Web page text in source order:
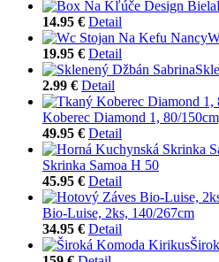
14.95 € Detail
19.95 € Detail
2.99 € Detail
Koberec Diamond 1, 80/
49.95 € Detail
Skrinka Samoa H 50
45.95 € Detail
Bio-Luise, 2ks, 140/267cm
34.95 € Detail